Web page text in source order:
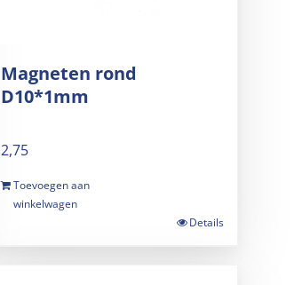
Magneten rond
D10*1mm
2,75
Toevoegen aan
winkelwagen
Details